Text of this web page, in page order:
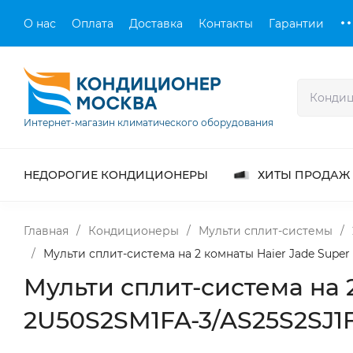
О нас Оплата Доставка Контакты Гарантии
Интернет-магазин климатического оборудования
НЕДОРОГИЕ КОНДИЦИОНЕРЫ ХИТЫ ПРОДАЖ
Главная / Кондиционеры / Мульти сплит-системы /
/
Мульти сплит-система на 2 комнаты Haier Jade Super
Мульти сплит-система
2U50S2SM1FA-3/